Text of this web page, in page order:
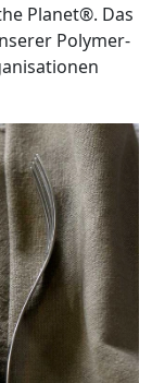
Planet®. Das
Polymer-